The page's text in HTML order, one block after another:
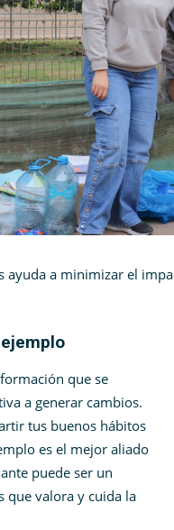
ayuda a minimizar el
que se
a generar cambios.
tus buenos hábitos
es el mejor aliado
puede ser un
que valora y cuida la